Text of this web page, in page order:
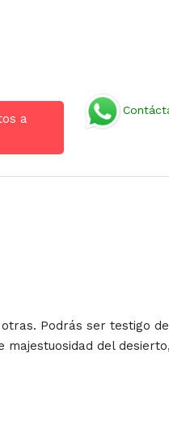
a
Podrás ser testigo
del